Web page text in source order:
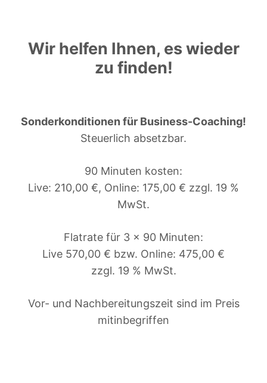
Wir helfen Ihnen, es wieder
zu finden!
Sonderkonditionen für Business-Coaching!
Steuerlich absetzbar.
90 Minuten kosten:
Live: 210,00 €, Online: 175,00 € zzgl. 19 %
MwSt.
Flatrate für 3 x 90 Minuten:
Live 570,00 € bzw. Online: 475,00 €
zzgl. 19 % MwSt.
Vor- und Nachbereitungszeit sind im Preis
mitinbegriffen